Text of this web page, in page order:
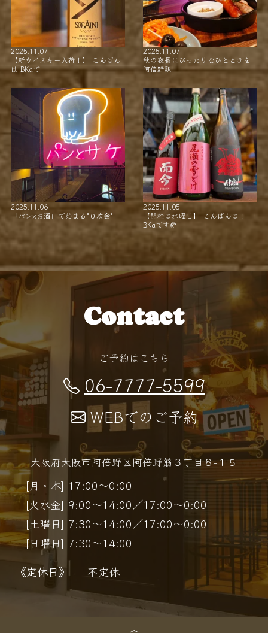
2025.11.07
【新ウイスキー入荷！】 こんばん
は BKaで…
2025.11.07
秋の夜長にぴったりなひとときを
阿倍野駅…
2025.11.06
「パン×お酒」で始まる"０次会"…
2025.11.05
【開栓は水曜日】 こんばんは！
BKaです🥐 …
Contact
ご予約はこちら
06-7777-5599
WEBでのご予約
大阪府大阪市阿倍野区阿倍野筋３丁目８−１５
[月・木] 17:00～0:00
[火水金] 9:00～14:00／17:00～0:00
[土曜日] 7:30～14:00／17:00～0:00
[日曜日] 7:30～14:00
《定休日》
不定休